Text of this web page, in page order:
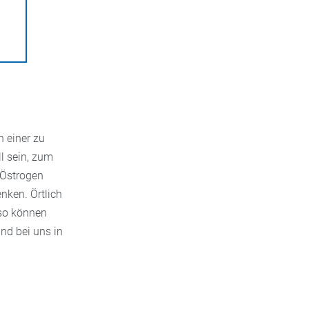
einer zu
sein, zum
Örtlich
können
bei uns in